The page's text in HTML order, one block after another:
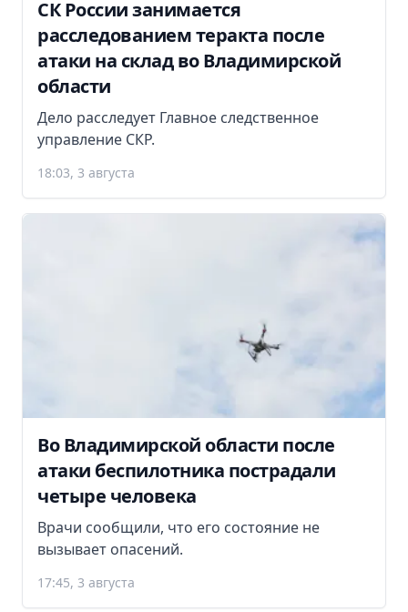
СК России занимается
расследованием теракта после
атаки на склад во Владимирской
области
Дело расследует Главное следственное
управление СКР.
18:03, 3 августа
Во Владимирской области после
атаки беспилотника пострадали
четыре человека
Врачи сообщили, что его состояние не
вызывает опасений.
17:45, 3 августа